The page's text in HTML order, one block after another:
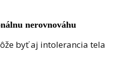
nerovnováhu
byť aj intolerancia tela